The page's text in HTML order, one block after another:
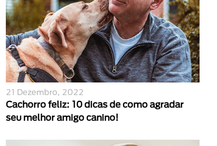
21 Dezembro, 2022
Cachorro feliz: 10 dicas de como agradar
seu melhor amigo canino!